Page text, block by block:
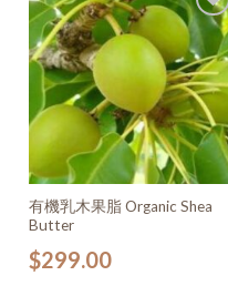
加入
願望
清單
有機乳木果脂 Organic Shea
Butter
$299.00